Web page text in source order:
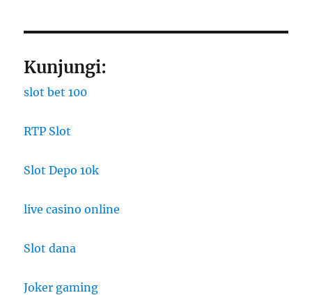
Kunjungi:
slot bet 100
RTP Slot
Slot Depo 10k
live casino online
Slot dana
Joker gaming